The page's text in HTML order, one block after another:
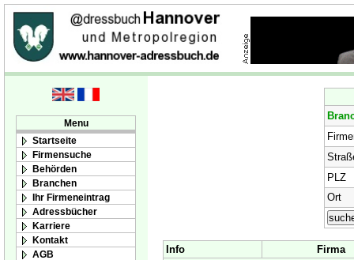
Menu
Startseite
Firmensuche
Behörden
Branchen
Ihr Firmeneintrag
Adressbücher
Karriere
Kontakt
AGB
PLZ
Ort
Info Firma